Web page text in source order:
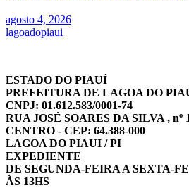
agosto 4, 2026
lagoadopiaui
ESTADO DO PIAUÍ
PREFEITURA DE LAGOA DO
CNPJ: 01.612.583/0001-74
RUA JOSÉ SOARES DA SILVA , nº
CENTRO - CEP: 64.388-000
LAGOA DO PIAUI / PI
EXPEDIENTE
DE SEGUNDA-FEIRA A SEXTA-
ÀS 13HS